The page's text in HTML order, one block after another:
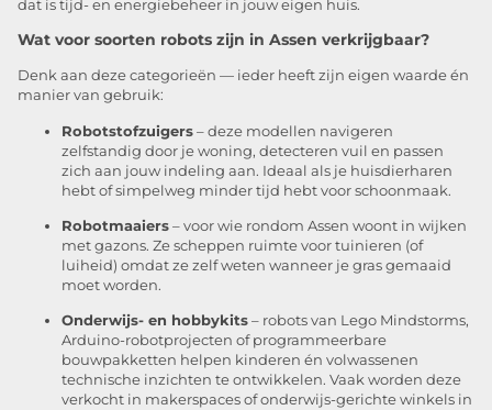
dat is tijd- en energiebeheer in jouw eigen huis.
Wat voor soorten robots zijn in Assen verkrijgbaar?
Denk aan deze categorieën — ieder heeft zijn eigen waarde én
manier van gebruik:
Robotstofzuigers – deze modellen navigeren
zelfstandig door je woning, detecteren vuil en passen
zich aan jouw indeling aan. Ideaal als je huisdierharen
hebt of simpelweg minder tijd hebt voor schoonmaak.
Robotmaaiers – voor wie rondom Assen woont in wijken
met gazons. Ze scheppen ruimte voor tuinieren (of
luiheid) omdat ze zelf weten wanneer je gras gemaaid
moet worden.
Onderwijs- en hobbykits – robots van Lego Mindstorms,
Arduino-robotprojecten of programmeerbare
bouwpakketten helpen kinderen én volwassenen
technische inzichten te ontwikkelen. Vaak worden deze
verkocht in makerspaces of onderwijs-gerichte winkels in